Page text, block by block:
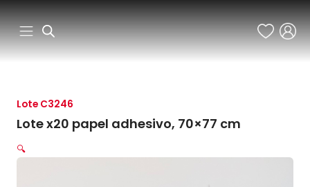
Ir
al
contenido
Lote C3246
Lote x20 papel adhesivo, 70×77 cm
🔍